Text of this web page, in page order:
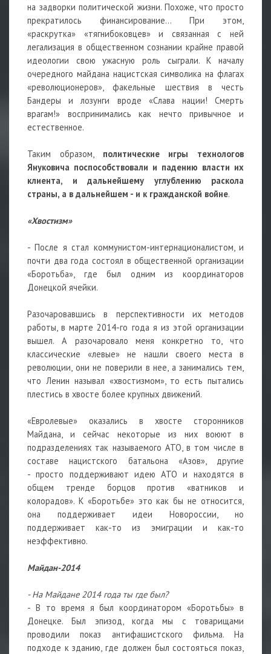
на задворки политической жизни. Похоже, что просто
прекратилось финансирование… При этом,
«раскрутка» «тягнибоковцев» и связанная с ней
легализация в общественном сознании крайне правой
идеологии свою ужасную роль сыграли. К началу
очередного майдана нацистская символика на флагах
«революционеров», факельные шествия в честь
Бандеры и лозунги вроде «Слава нации! Смерть
врагам!» воспринимались как нечто привычное и
естественное.
Таким образом, политические игры технологов
Януковича поспособствовали и падению власти их
клиента, и дальнейшему углублению раскола
страны, а в дальнейшем - и к гражданской войне.
«Хвостизм»
- После я стал коммунистом-интернационалистом, и
почти два года состоял в общественной организации
«Боротьба», где был одним из координаторов
Донецкой ячейки.
Разочаровавшись в перспективности их методов
работы, в марте 2014-го года я из этой организации
вышел. А разочаровало меня конкретно то, что
классические «левые» не нашли своего места в
революции, они не поверили в нее, а занимались тем,
что Ленин называл «хвостизмом», то есть пытались
плестись в хвосте более крупных движений.
«Евролевые» оказались в хвосте сторонников
Майдана, и сейчас некоторые из них воюют в
подразделениях так называемого АТО, в том числе в
составе нацистского батальона «Азов», другие
- просто поддерживают идею АТО и находятся в
общем тренде борцов против «ватников и
колорадов». К «Боротьбе» это как бы не относится,
она поддерживает идеи Новороссии, но
поддерживает как-то из эмиграции и как-то
неэффективно.
Майдан-2014
- На Майдане 2014 года ты где был?
- В то время я был координатором «Боротьбы» в
Донецке. Был эпизод, когда мы с товарищами
проводили показ антифашистского фильма. На
подходе к зданию, где должен был состояться показ,